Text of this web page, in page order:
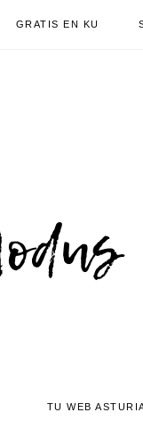
GRATIS EN KU
TU WEB